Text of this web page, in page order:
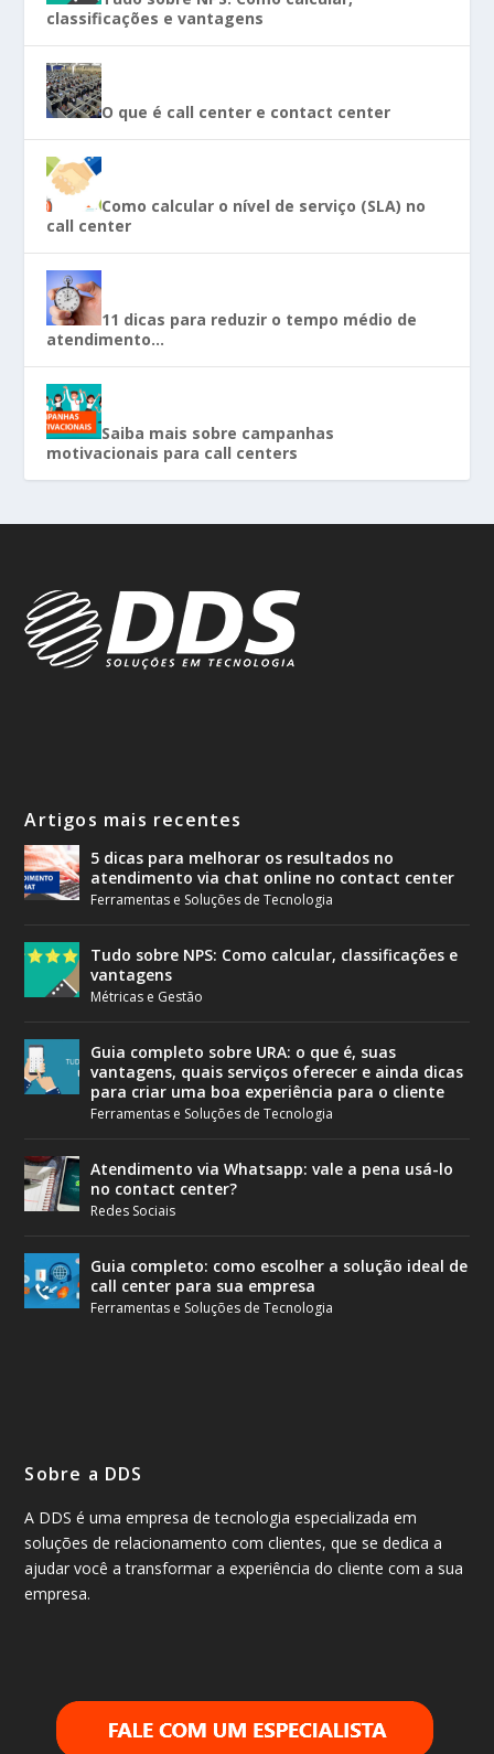
classificações e vantagens
O que é call center e contact center
Como calcular o nível de serviço (SLA) no
call center
11 dicas para reduzir o tempo médio de
atendimento…
Saiba mais sobre campanhas
motivacionais para call centers
Artigos mais recentes
5 dicas para melhorar os resultados no
atendimento via chat online no contact center
Ferramentas e Soluções de Tecnologia
Tudo sobre NPS: Como calcular, classificações e
vantagens
Métricas e Gestão
Guia completo sobre URA: o que é, suas
vantagens, quais serviços oferecer e ainda dicas
para criar uma boa experiência para o cliente
Ferramentas e Soluções de Tecnologia
Atendimento via Whatsapp: vale a pena usá-lo
no contact center?
Redes Sociais
Guia completo: como escolher a solução ideal de
call center para sua empresa
Ferramentas e Soluções de Tecnologia
Sobre a DDS
A DDS é uma empresa de tecnologia especializada em
soluções de relacionamento com clientes, que se dedica a
ajudar você a transformar a experiência do cliente com a sua
empresa.